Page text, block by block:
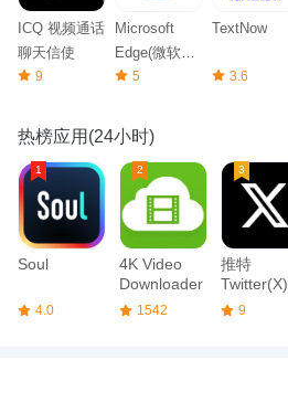
ICQ 视频通话
聊天信使
9
Microsoft
Edge(微软必
应)5
TextNow
3.6
热榜应用(24小时)
Soul
4.0
4K Video
Downloader
1542
推特
Twitter(X)
9